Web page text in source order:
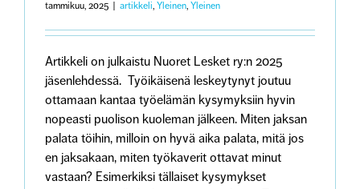
tammikuu, 2025 artikkeli, Yleinen, Yleinen
Artikkeli on julkaistu Nuoret Lesket ry:n 2025
jäsenlehdessä. Työikäisenä leskeytynyt joutuu
ottamaan kantaa työelämän kysymyksiin hyvin
nopeasti puolison kuoleman jälkeen. Miten jaksan
palata töihin, milloin on hyvä aika palata, mitä jos
en jaksakaan, miten työkaverit ottavat minut
vastaan? Esimerkiksi tällaiset kysymykset